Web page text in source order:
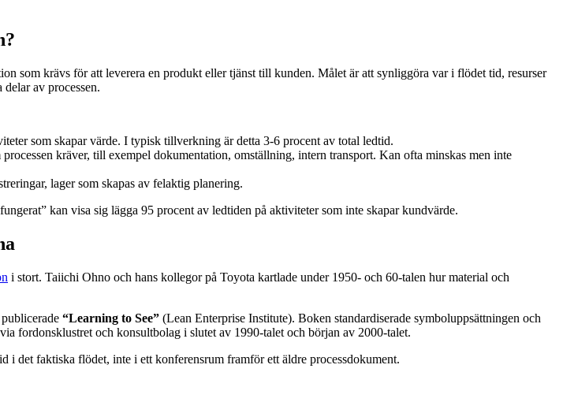
som krävs för att leverera en produkt eller tjänst till kunden. Målet är att synliggöra var i flödet tid, resurser
av processen.
som skapar värde. I typisk tillverkning är detta 3-6 procent av total ledtid.
kräver, till exempel dokumentation, omställning, intern transport. Kan ofta minskas men inte
lager som skapas av felaktig planering.
kan visa sig lägga 95 procent av ledtiden på aktiviteter som inte skapar kundvärde.
i stort. Taiichi Ohno och hans kollegor på Toyota kartlade under 1950- och 60-talen hur material och
“Learning to See” (Lean Enterprise Institute). Boken standardiserade symboluppsättningen och
fordonsklustret och konsultbolag i slutet av 1990-talet och början av 2000-talet.
i det faktiska flödet, inte i ett konferensrum framför ett äldre processdokument.